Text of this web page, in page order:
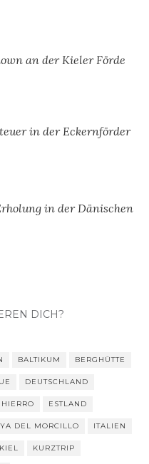
an der Kieler Förde
in der Eckernförder
in der Dänischen
DICH?
BALTIKUM BERGHÜTTE
DEUTSCHLAND
ESTLAND
DEL MORCILLO ITALIEN
KIEL KURZTRIP